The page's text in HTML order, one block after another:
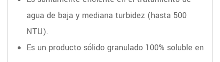
agua de baja y mediana turbidez (hasta 500
NTU).
Es un producto sólido granulado 100% soluble en